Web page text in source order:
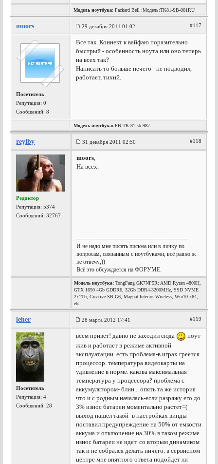
Модель ноутбука: Packard Bell :Модель:TK81-SB-001RU
moors 29 декабря 2011 01:02 #117
Посетитель
Репутация:0
Сообщений: 8
Все так. Коннект к вайфаю поразительно
быстрый - особенность ноута или оно теперь
на всех так?
Написать то больше нечего - не подводил,
работает, тихий.
Модель ноутбука: PB TK-81-sb-987
reylby 31 декабря 2011 02:50 #118
Редактор
Репутация:5374
Сообщений: 32767
moors,
На всех.
---------------------------------------------------------
И не надо мне писать письма или в личку по
вопросам, связанным с ноутбуками, всё равно ж
не отвечу;))
Всё это обсуждается на ФОРУМЕ.
Модель ноутбука: TongFang GK7NP5R: AMD Ryzen 4800H,
GTX 1650 4Gb GDDR6, 32Gb DDR4-3200MHz, SSD NVME
2x1Tb; Creative SB G6, Magnat Interior Wireless, Win10 x64,
etc.
leher 28 марта 2012 17:41 #119
Посетитель
Репутация:4
Сообщений: 28
всем привет! давно не заходил сюда
ноут
жив и работает в режиме активной
эксплуатации. есть проблема-в играх греется
процессор. температура видеокарты на
удивление в норме. какова максимальная
температура у процессора? проблема с
аккумулятором- блин... опять та же история
что и с родным началась-если разряжу его до
3% износ батареи моментально растет=(
выход нашел такой- в настройках винды
поставил предупреждение на 50% от емкости
аккума и отключение на 30% в таком режиме
износ батареи не идет. со вторым динамиком
так и не собрался делать ничего. в сервисном
центре мне внятного ответа подойдет ли